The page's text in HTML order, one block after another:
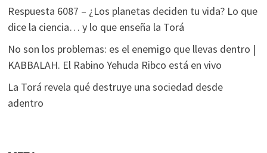
Respuesta 6087 – ¿Los planetas deciden tu vida? Lo que
dice la ciencia… y lo que enseña la Torá
No son los problemas: es el enemigo que llevas dentro |
KABBALAH. El Rabino Yehuda Ribco está en vivo
La Torá revela qué destruye una sociedad desde
adentro